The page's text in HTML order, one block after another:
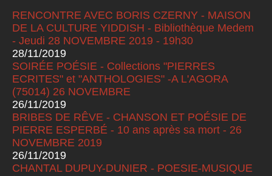
RENCONTRE AVEC BORIS CZERNY - MAISON
DE LA CULTURE YIDDISH - Bibliothèque Medem
- Jeudi 28 NOVEMBRE 2019 - 19h30
28/11/2019
SOIRÉE POÉSIE - Collections "PIERRES
ECRITES" et "ANTHOLOGIES" -A L'AGORA
(75014) 26 NOVEMBRE
26/11/2019
BRIBES DE RÊVE - CHANSON ET POÉSIE DE
PIERRE ESPERBÉ - 10 ans après sa mort - 26
NOVEMBRE 2019
26/11/2019
CHANTAL DUPUY-DUNIER - POESIE-MUSIQUE